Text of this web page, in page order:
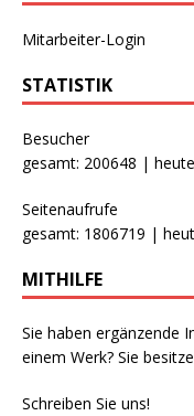
Mitarbeiter-Login
STATISTIK
Besucher
gesamt: 200648 |
Seitenaufrufe
gesamt: 1806719 |
MITHILFE
Sie haben ergänzende
einem Werk? Sie
Schreiben Sie uns!